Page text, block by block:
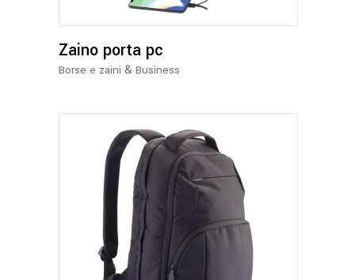
Le
opzioni
essere
del
prodotto
Zaino porta pc
Borse e zaini & Business